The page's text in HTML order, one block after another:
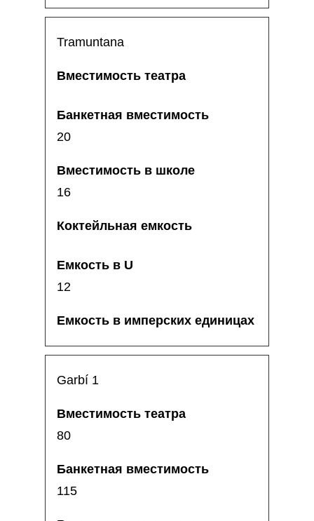
Tramuntana
20
16
12
Garbí 1
80
115